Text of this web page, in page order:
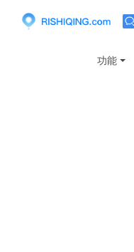
功能